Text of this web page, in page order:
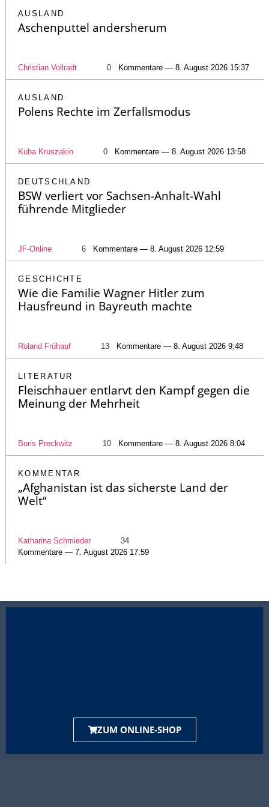
AUSLAND
Aschenputtel andersherum
Christian Vollradt 0 Kommentare — 8. August 2026 15:37
AUSLAND
Polens Rechte im Zerfallsmodus
Kuba Kruszakin 0 Kommentare — 8. August 2026 13:58
DEUTSCHLAND
BSW verliert vor Sachsen-Anhalt-Wahl
führende Mitglieder
JF-Online 6 Kommentare — 8. August 2026 12:59
GESCHICHTE
Wie die Familie Wagner Hitler zum
Hausfreund in Bayreuth machte
Roland Frühauf 13 Kommentare — 8. August 2026 9:48
LITERATUR
Fleischhauer entlarvt den Kampf gegen die
Meinung der Mehrheit
Boris Preckwitz 10 Kommentare — 8. August 2026 8:04
KOMMENTAR
„Afghanistan ist das sicherste Land der
Welt“
Katharina Schmieder
34
Kommentare — 7. August 2026 17:59
ZUM ONLINE-SHOP